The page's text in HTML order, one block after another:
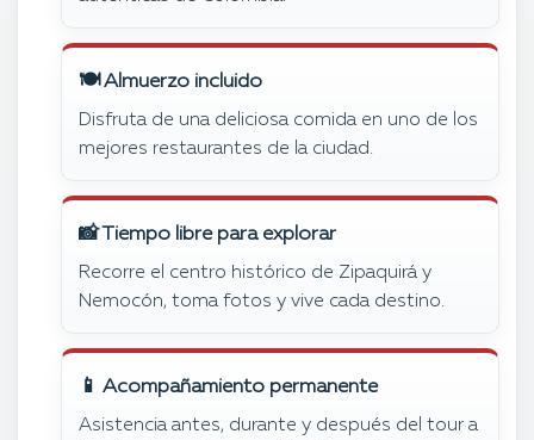
🍽 Almuerzo incluido
Disfruta de una deliciosa comida en uno de los
mejores restaurantes de la ciudad.
📸 Tiempo libre para explorar
Recorre el centro histórico de Zipaquirá y
Nemocón, toma fotos y vive cada destino.
📱 Acompañamiento permanente
Asistencia antes, durante y después del tour a